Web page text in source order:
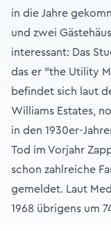
in die Jahre
und zwei
interessant: Das
das er "the Utility
befindet sich laut
Williams Estates,
in den 1930er-
Tod im Vorjahr
schon zahlreiche
gemeldet. Laut
1968 übrigens um